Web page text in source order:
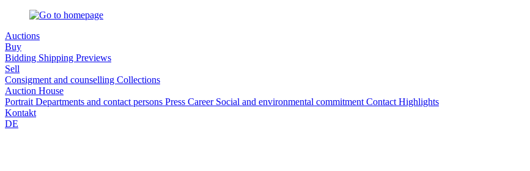
Auctions
Buy
Bidding Shipping Previews
Sell
Consigment and counselling Collections
Auction House
Portrait Departments and contact persons Press Career Social and environmental commitment Contact Highlights
Kontakt
DE